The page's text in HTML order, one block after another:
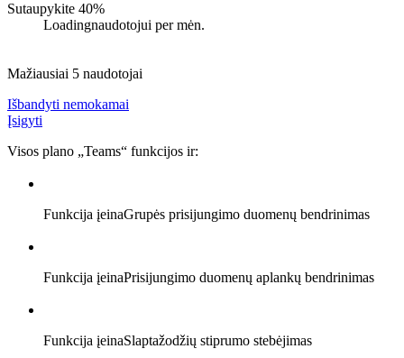
Sutaupykite 40%
Loadingnaudotojui per mėn.
Mažiausiai 5 naudotojai
Išbandyti nemokamai
Įsigyti
Visos plano „Teams“ funkcijos ir:
Funkcija įeinaGrupės prisijungimo duomenų bendrinimas
Funkcija įeinaPrisijungimo duomenų aplankų bendrinimas
Funkcija įeinaSlaptažodžių stiprumo stebėjimas